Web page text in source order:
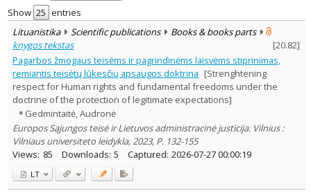
Document Type:
Books & books parts 3
Journal articles 3
Dissertations
Subject area:
Law 7
Text language
Country of publication
Historical periods
Lithuanian place names
Journal
Show
entries
Lituanistika
Scientific publications
Books & books parts
knygos tekstas
[20.82]
Pagarbos žmogaus teisėms ir pagrindinėms laisvėms stiprinimas,
remiantis teisėtų lūkesčių apsaugos doktrina [Strenghtening
respect for Human rights and fundamental freedoms under the
doctrine of the protection of legitimate expectations]
Gedmintaitė, Audronė
Europos Sąjungos teisė ir Lietuvos administracinė justicija. Vilnius :
Vilniaus universiteto leidykla, 2023, P. 132-155
Views: 85 Downloads: 5 Captured: 2026-07-27 00:00:19
LT